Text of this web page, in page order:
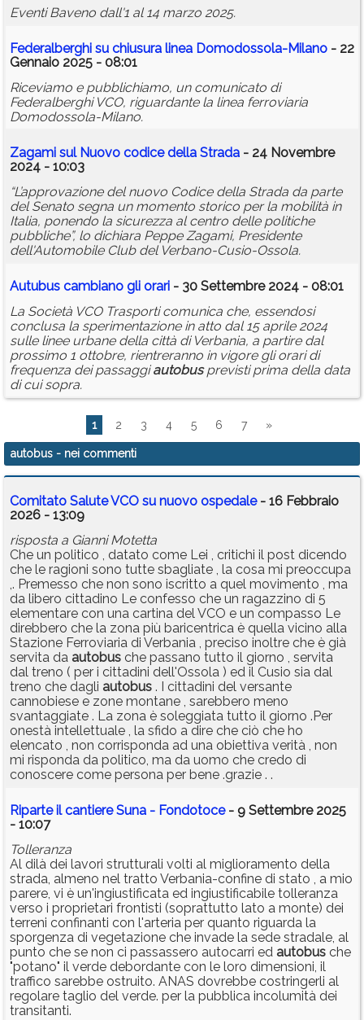
Eventi Baveno dall'1 al 14 marzo 2025.
Federalberghi su chiusura linea Domodossola-Milano - 22
Gennaio 2025 - 08:01
Riceviamo e pubblichiamo, un comunicato di
Federalberghi VCO, riguardante la linea ferroviaria
Domodossola-Milano.
Zagami sul Nuovo codice della Strada - 24 Novembre
2024 - 10:03
“L’approvazione del nuovo Codice della Strada da parte
del Senato segna un momento storico per la mobilità in
Italia, ponendo la sicurezza al centro delle politiche
pubbliche”, lo dichiara Peppe Zagami, Presidente
dell'Automobile Club del Verbano-Cusio-Ossola.
Autubus cambiano gli orari - 30 Settembre 2024 - 08:01
La Società VCO Trasporti comunica che, essendosi
conclusa la sperimentazione in atto dal 15 aprile 2024
sulle linee urbane della città di Verbania, a partire dal
prossimo 1 ottobre, rientreranno in vigore gli orari di
frequenza dei passaggiautobusprevisti prima della data
di cui sopra.
1 2 3 4 5 6 7 »
autobus - nei commenti
Comitato Salute VCO su nuovo ospedale- 16 Febbraio
2026 - 13:09
risposta a Gianni Motetta
Che un politico , datato come Lei , critichi il post dicendo
che le ragioni sono tutte sbagliate , la cosa mi preoccupa
,. Premesso che non sono iscritto a quel movimento , ma
da libero cittadino Le confesso che un ragazzino di 5
elementare con una cartina del VCO e un compasso Le
direbbero che la zona più baricentrica è quella vicino alla
Stazione Ferroviaria di Verbania , preciso inoltre che è già
servita da autobus che passano tutto il giorno , servita
dal treno ( per i cittadini dell'Ossola ) ed il Cusio sia dal
treno che dagli autobus . I cittadini del versante
cannobiese e zone montane , sarebbero meno
svantaggiate . La zona è soleggiata tutto il giorno .Per
onestà intellettuale , la sfido a dire che ciò che ho
elencato , non corrisponda ad una obiettiva verità , non
mi risponda da politico, ma da uomo che credo di
conoscere come persona per bene .grazie . .
Riparte il cantiere Suna - Fondotoce- 9 Settembre 2025
- 10:07
Tolleranza
Al dilà dei lavori strutturali volti al miglioramento della
strada, almeno nel tratto Verbania-confine di stato , a mio
parere, vi è un'ingiustificata ed ingiustificabile tolleranza
verso i proprietari frontisti (soprattutto lato a monte) dei
terreni confinanti con l'arteria per quanto riguarda la
sporgenza di vegetazione che invade la sede stradale, al
punto che se non ci passassero autocarri ed autobus che
"potano" il verde debordante con le loro dimensioni, il
traffico sarebbe ostruito. ANAS dovrebbe costringerli al
regolare taglio del verde. per la pubblica incolumità dei
transitanti.